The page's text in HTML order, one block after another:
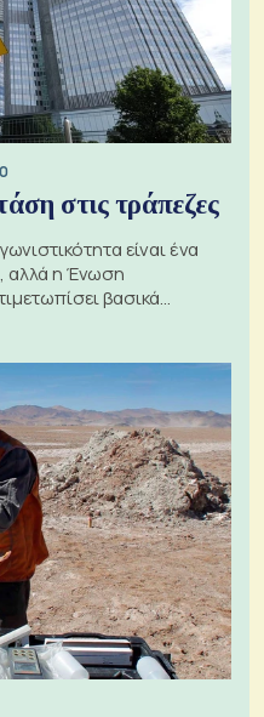
στις τράπεζες
είναι ένα
αλλά η Ένωση
βασικά